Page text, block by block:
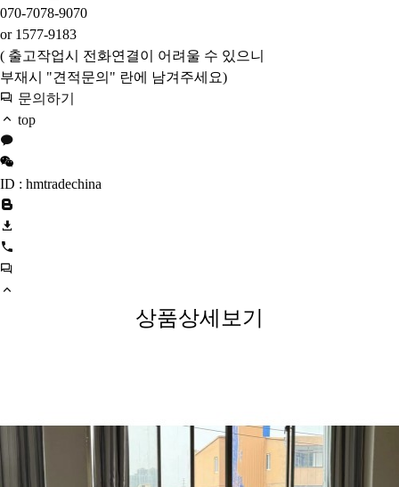
070-7078-9070
or 1577-9183
( 출고작업시 전화연결이 어려울 수 있으니
부재시 "견적문의" 란에 남겨주세요)
문의하기
top
ID : hmtradechina
상품상세보기